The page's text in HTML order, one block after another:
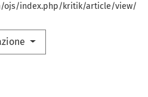
ojs/index.php/kritik/article/view/